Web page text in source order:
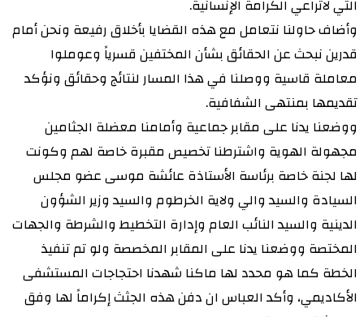
التي لاتراعي الكرامة الإنسانية.
وأضاف حاولنا نتعامل مع هذه القضايا بأخلاق رفيعة ونحن أمام
قدرين نبحث عن الحقائق بشأن المختفين قسرياً وعوملوا
معاملة قاسية ووصلنا في هذا المسار لنتائج وحقائق ونؤكد
تقديمها بمنتهى الشفافية.
ووضعنا يدنا على مقابر جماعية وأمامنا معضلة الجثامين
مجهولة الهوية واشترطنا تخصيص مقبرة خاصة لهم وكونت
لها لجنة خاصة برئاسة الأستاذة عائشة موسى عضو مجلس
السيادة والسيد والي ولاية الخرطوم والسيد وزير الشؤون
الدينية والسيد النائب العام وإدارة التخطيط والشرطة والجهات
المختصة ووضعنا يدنا على المقابر المخصصة ولو تم تنفيذ
الخطة كما هو محدد لها ماكنا شهدنا احتجاجات المستشفى
الأكاديمي، وأكد العباس ان دفن هذه الجثث إكراماً لها وفق